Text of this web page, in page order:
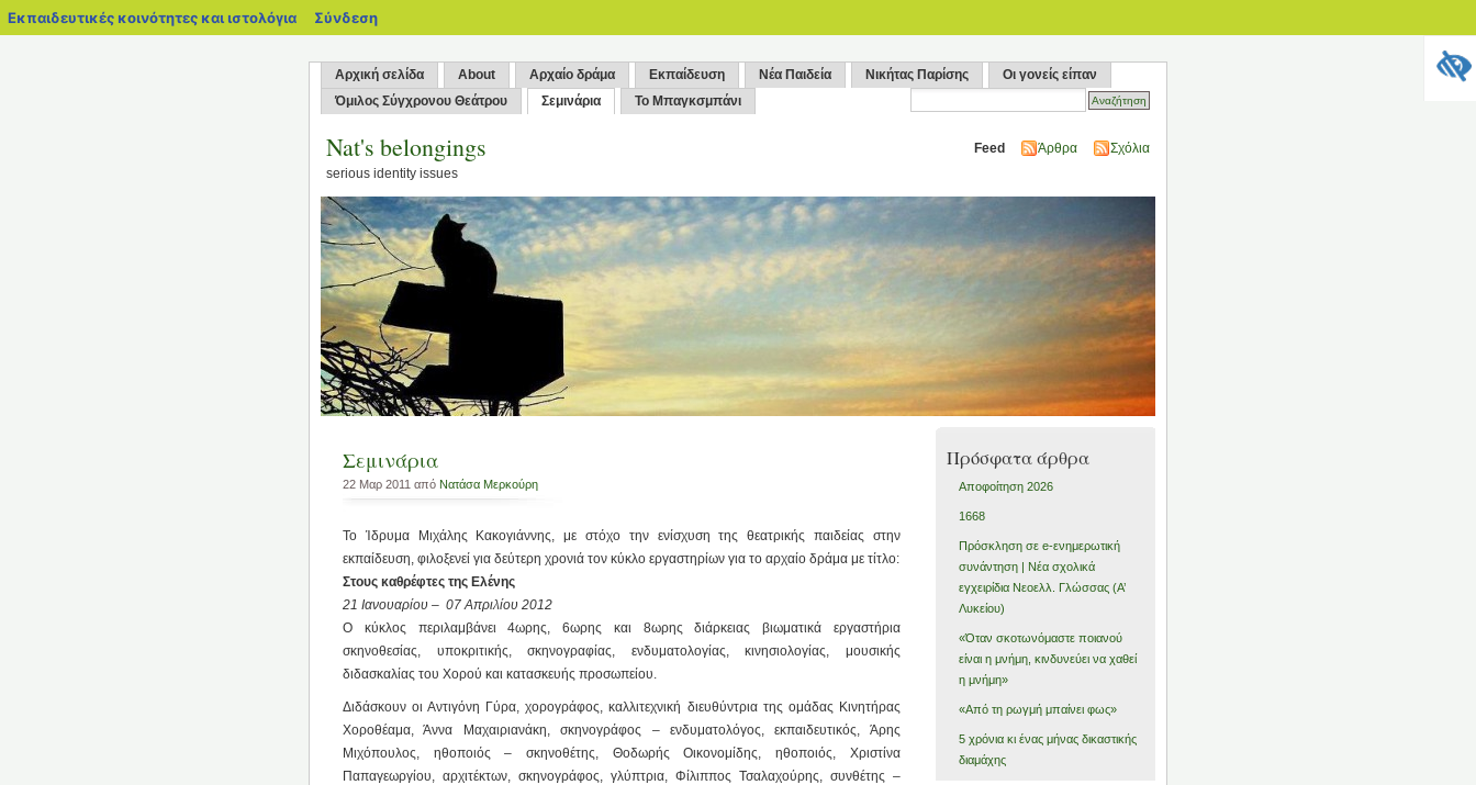
Αρχική σελίδα About Αρχαίο δράμα Εκπαίδευση Νέα Παιδεία Νικήτας Παρίσης
Οι γονείς είπαν
Όμιλος Σύγχρονου Θεάτρου
Σεμινάρια Το Μπαγκσμπάνι
Nat's belongings
serious identity issues
Feed Άρθρα Σχόλια
Σεμινάρια
22 Μαρ 2011 από Νατάσα Μερκούρη
Το Ίδρυμα Μιχάλης Κακογιάννης, με στόχο την ενίσχυση της θεατρικής παιδείας στην
εκπαίδευση, φιλοξενεί για δεύτερη χρονιά τον κύκλο εργαστηρίων για το αρχαίο δράμα με τίτλο:
Στους καθρέφτες της Ελένης
21 Ιανουαρίου – 07 Απριλίου 2012
Ο κύκλος περιλαμβάνει 4ωρης, 6ωρης και 8ωρης διάρκειας βιωματικά εργαστήρια
σκηνοθεσίας, υποκριτικής, σκηνογραφίας, ενδυματολογίας, κινησιολογίας, μουσικής
διδασκαλίας του Χορού και κατασκευής προσωπείου.
Διδάσκουν οι Αντιγόνη Γύρα, χορογράφος, καλλιτεχνική διευθύντρια της ομάδας Κινητήρας
Χοροθέαμα, Άννα Μαχαιριανάκη, σκηνογράφος – ενδυματολόγος, εκπαιδευτικός, Άρης
Μιχόπουλος, ηθοποιός – σκηνοθέτης, Θοδωρής Οικονομίδης, ηθοποιός, Χριστίνα
Παπαγεωργίου, αρχιτέκτων, σκηνογράφος, γλύπτρια, Φίλιππος Τσαλαχούρης, συνθέτης –
Πρόσφατα άρθρα
Aποφοίτηση 2026
1668
Πρόσκληση σε e-ενημερωτική
συνάντηση | Νέα σχολικά
εγχειρίδια Νεοελλ. Γλώσσας (Α’
Λυκείου)
«Όταν σκοτωνόμαστε ποιανού
είναι η μνήμη, κινδυνεύει να χαθεί
η μνήμη»
«Από τη ρωγμή μπαίνει φως»
5 χρόνια κι ένας μήνας δικαστικής
διαμάχης
Εκπαιδευτικές κοινότητες και ιστολόγια blogs.sch.gr
Σύνδεση